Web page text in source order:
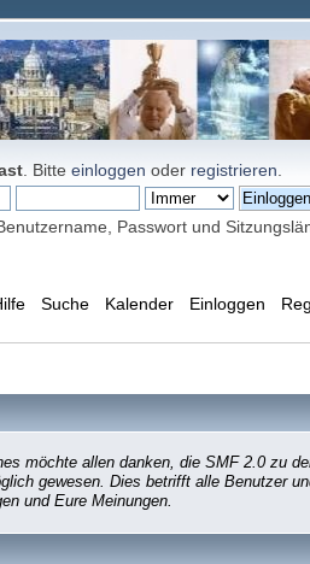
. Bitteeinloggen oder registrieren
Passwort und
Suche Kalender Einloggen
möchte allen danken, die SMF 2.0 zu
gewesen. Dies betrifft alle Benutzer
und Eure Meinungen.